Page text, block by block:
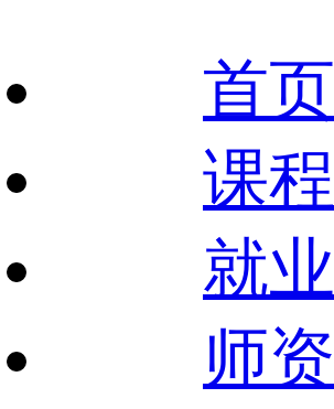
首页
课程
就业
师资